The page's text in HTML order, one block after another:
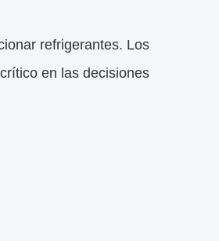
refrigerantes. Los
en las decisiones